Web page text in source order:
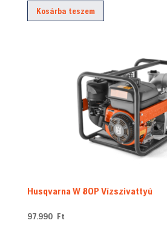
Kosárba teszem
Husqvarna W 80P Vízszivattyú
97.990 Ft